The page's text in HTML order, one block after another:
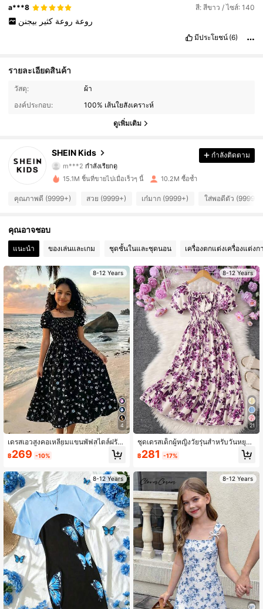
a***8 สี: สีขาว / ไซส์: 140
روعة روعةكثير بيجنن
มีประโยชน์ (6)
รายละเอียดสินค้า
วัสดุ:
ผ้า
องค์ประกอบ:
100% เส้นใยสังเคราะห์
ดูเพิ่มเติม
SHEIN Kids
807K ผู้ติดตาม
m***2กำลังเรียกดู
4.94
807K ผู้ติดตาม
4.94 807K ผู้ติดตาม
4.94 807K ผู้ติดตาม
4.94 807K ผู้ติดตาม
4.94 807K ผู้ติดตาม
4.94 807K ผู้ติดตาม
4.94 807K ผู้ติดตาม
กำลังติดตาม
15.1M ชิ้นที่ขายไปเมื่อเร็วๆ นี้ 10.2M ซื้อซ้ำ
คุณภาพดี (9999+) สวย (9999+) เก๋มาก (9999+) ใส่พอดีตัว (9999+)
คุณอาจชอบ
แนะนำ ของเล่นและเกม ชุดชั้นในและชุดนอน เครื่องตกแต่งเครื่องแต่งก
8-12 Years
4
เดรสเอวสูงคอเหลี่ยมแขนพัฟสไตล์ฝรั่งเ
ศสลายดอกไม้สดชื่นสำหรับเด็กผู้หญิง, เ
หมาะสำหรับใส่ในชีวิตประจำวันช่วงฤดู
฿269 -10%
8-12 Years
8-12 Years
21
ชุดเดรสเด็กผู้หญิงวัยรุ่นสำหรับวันหยุด
และกลับไปโรงเรียน สีม่วงพิมพ์ลายดอก
ไม้ คอสี่เหลี่ยม แขนสั้น จับย่น
฿281 -17%
8-12 Years